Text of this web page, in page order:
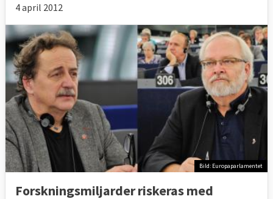
4 april 2012
Bild: Europaparlamentet
Forskningsmiljarder riskeras med